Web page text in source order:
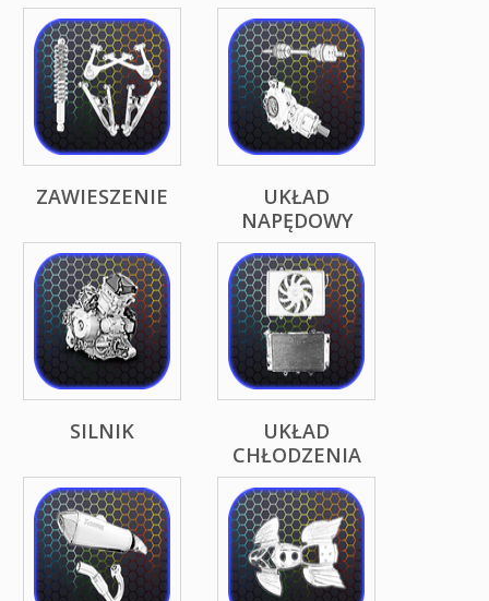
ZAWIESZENIE
UKŁAD
NAPĘDOWY
SILNIK
UKŁAD
CHŁODZENIA